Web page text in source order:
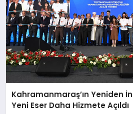
Kahramanmaraş’ın Yeniden
Yeni Eser Daha Hizmete Açıldı